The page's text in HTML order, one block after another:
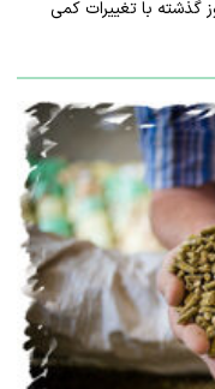
گذشته با تغییرات کمی